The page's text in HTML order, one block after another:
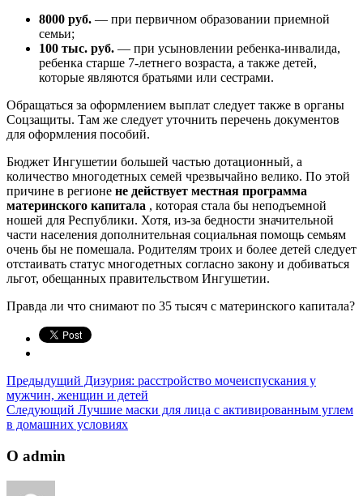
8000 руб. — при первичном образовании приемной
семьи;
100 тыс. руб. — при усыновлении ребенка-инвалида,
ребенка старше 7-летнего возраста, а также детей,
которые являются братьями или сестрами.
Обращаться за оформлением выплат следует также в органы
Соцзащиты. Там же следует уточнить перечень документов
для оформления пособий.
Бюджет Ингушетии большей частью дотационный, а
количество многодетных семей чрезвычайно велико. По этой
причине в регионе не действует местная программа
материнского капитала , которая стала бы неподъемной
ношей для Республики. Хотя, из-за бедности значительной
части населения дополнительная социальная помощь семьям
очень бы не помешала. Родителям троих и более детей следует
отстаивать статус многодетных согласно закону и добиваться
льгот, обещанных правительством Ингушетии.
Правда ли что снимают по 35 тысяч с материнского капитала?
Предыдущий Дизурия: расстройство мочеиспускания у
мужчин, женщин и детей
Следующий Лучшие маски для лица с активированным углем
в домашних условиях
О admin